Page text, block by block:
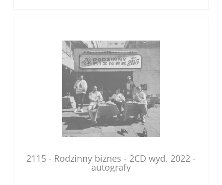
2115 - Rodzinny biznes - 2CD wyd. 2022 -
autografy